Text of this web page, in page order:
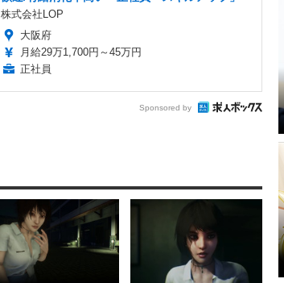
株式会社LOP
大阪府
月給29万1,700円～45万円
正社員
Sponsored by